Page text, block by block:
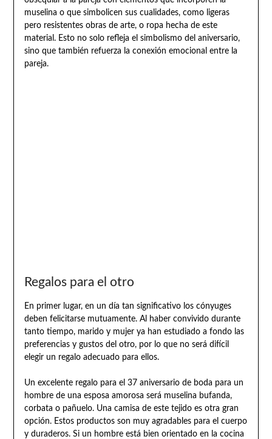
muselina o que simbolicen sus cualidades, como ligeras
pero resistentes obras de arte, o ropa hecha de este
material. Esto no solo refleja el simbolismo del aniversario,
sino que también refuerza la conexión emocional entre la
pareja.
Regalos para el otro
En primer lugar, en un día tan significativo los cónyuges
deben felicitarse mutuamente. Al haber convivido durante
tanto tiempo, marido y mujer ya han estudiado a fondo las
preferencias y gustos del otro, por lo que no será difícil
elegir un regalo adecuado para ellos.
Un excelente regalo para el 37 aniversario de boda para un
hombre de una esposa amorosa será muselina bufanda,
corbata o pañuelo. Una camisa de este tejido es otra gran
opción. Estos productos son muy agradables para el cuerpo
y duraderos. Si un hombre está bien orientado en la cocina